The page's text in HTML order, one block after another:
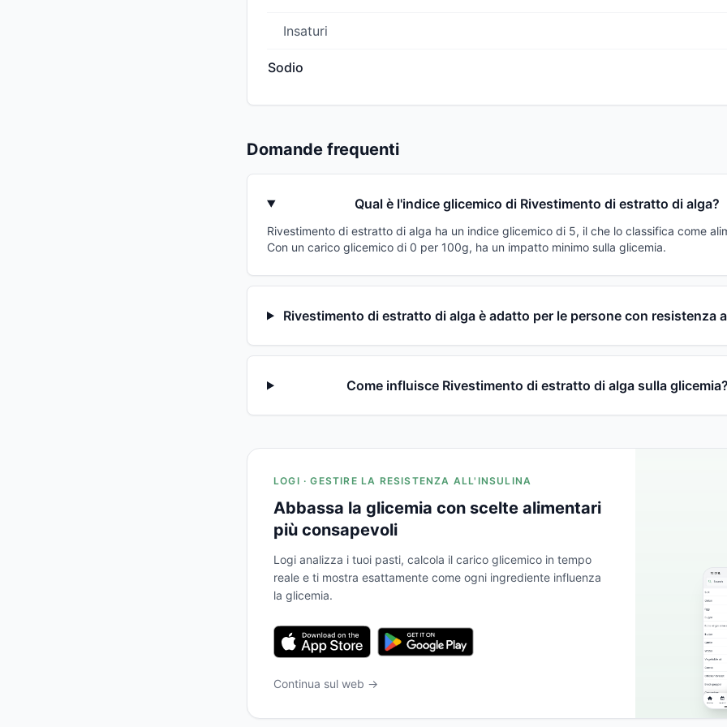
Insaturi
Sodio
Domande frequenti
Qual è l'indice glicemico di Rivestimento di estratto di alga?
Rivestimento di estratto di alga ha un indice glicemico di 5, il che lo classifica come
Con un carico glicemico di 0 per 100g, ha un impatto minimo sulla glicemia.
Rivestimento di estratto di alga è adatto per le persone con resistenza
Come influisce Rivestimento di estratto di alga sulla
LOGI · GESTIRE LA RESISTENZA ALL'INSULINA
Abbassa la glicemia con scelte alimentari
più consapevoli
Logi analizza i tuoi pasti, calcola il carico glicemico in tempo
reale e ti mostra esattamente come ogni ingrediente influenza
la glicemia.
Continua sul web →